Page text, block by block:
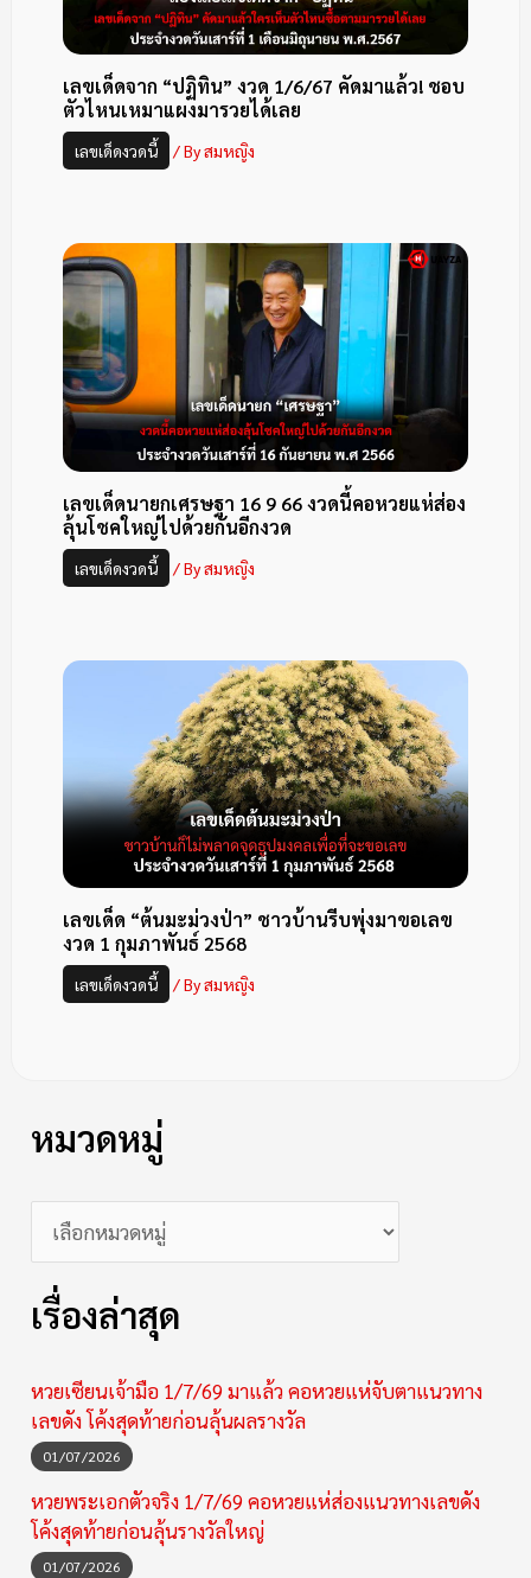
เลขเด็ดจาก “ปฏิทิน” งวด 1/6/67 คัดมาแล้ว! ชอบ
ตัวไหนเหมาแผงมารวยได้เลย
เลขเด็ดงวดนี้ / Byสมหญิง
เลขเด็ดนายกเศรษฐา 16 9 66 งวดนี้คอหวยแห่ส่อง
ลุ้นโชคใหญ่ไปด้วยกันอีกงวด
เลขเด็ดงวดนี้ / Byสมหญิง
เลขเด็ด “ต้นมะม่วงป่า” ชาวบ้านรีบพุ่งมาขอเลข
งวด 1 กุมภาพันธ์ 2568
เลขเด็ดงวดนี้ / Byสมหญิง
หมวดหมู่
เรื่องล่าสุด
หวยเซียนเจ้ามือ 1/7/69 มาแล้ว คอหวยแห่จับตาแนวทาง
เลขดัง โค้งสุดท้ายก่อนลุ้นผลรางวัล
01/07/2026
หวยพระเอกตัวจริง 1/7/69 คอหวยแห่ส่องแนวทางเลขดัง
โค้งสุดท้ายก่อนลุ้นรางวัลใหญ่
01/07/2026